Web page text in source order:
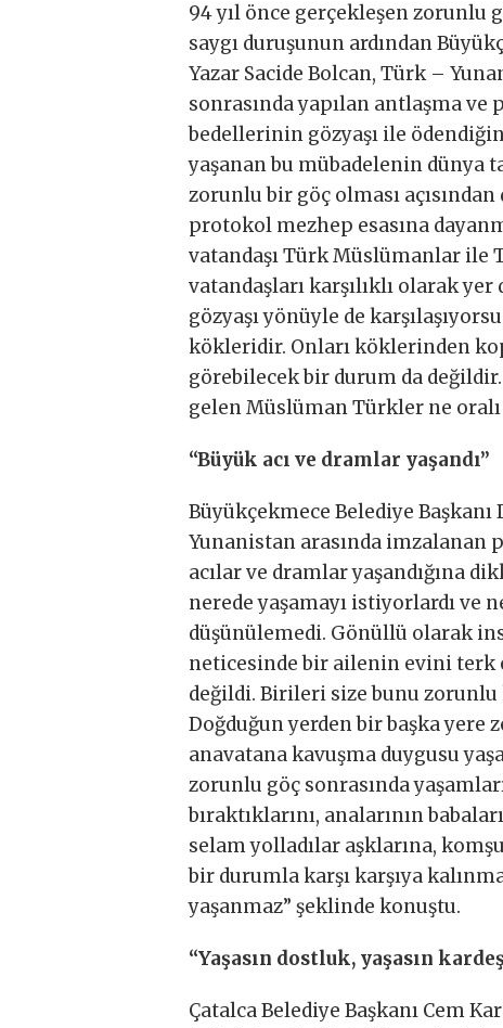
94 yıl önce gerçekleşen zorunlu
saygı duruşunun ardından
Yazar Sacide Bolcan, Türk –
sonrasında yapılan antlaşma
bedellerinin gözyaşı ile
yaşanan bu mübadelenin
zorunlu bir göç olması
protokol mezhep esasına
vatandaşı Türk Müslümanlar ile
vatandaşları karşılıklı olarak
gözyaşı yönüyle de
kökleridir. Onları köklerinden
görebilecek bir durum da
gelen Müslüman Türkler ne
“Büyük acı ve dramlar yaşandı”
Büyükçekmece Belediye
Yunanistan arasında
acılar ve dramlar yaşandığına
nerede yaşamayı istiyorlardı ve
düşünülemedi. Gönüllü olarak
neticesinde bir ailenin evini terk
değildi. Birileri size bunu zorunlu
Doğduğun yerden bir başka yere
anavatana kavuşma duygusu
zorunlu göç sonrasında
bıraktıklarını, analarının
selam yolladılar aşklarına,
bir durumla karşı karşıya
yaşanmaz” şeklinde konuştu.
“Yaşasın dostluk, yaşasın
Çatalca Belediye Başkanı Cem